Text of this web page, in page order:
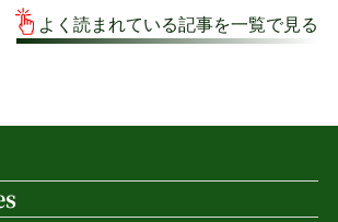
よく読まれている記事を一覧で見る